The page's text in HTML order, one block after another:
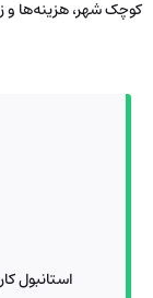
کوچک شهر، هزینه‌ها و
استانبول